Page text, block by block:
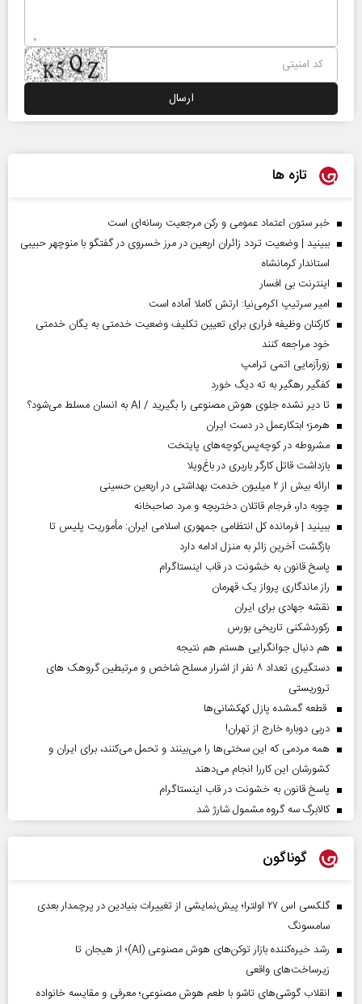
تازه ها
خبر ستون اعتماد عمومی و رکن مرجعیت رسانه‌ای است
ببینید | وضعیت تردد زائران اربعین در مرز خسروی در گفتگو با منوچهر حبیبی
استاندار کرمانشاه
اینترنت بی افسار
امیر سرتیپ اکرمی‌نیا: ارتش کاملا آماده است
کارکنان وظیفه فراری برای تعیین تکلیف وضعیت خدمتی به یگان خدمتی
خود مراجعه کنند
زورآزمایی اتمی ترامپ
کفگیر رهگیر به ته دیگ خورد
تا دیر نشده جلوی هوش مصنوعی را بگیرید / AI به انسان مسلط می‌شود؟
هرمز؛ ابتکارعمل در دست ایران
مشروطه در کوچه‌پس‌کوچه‌های پایتخت
بازداشت قاتل کارگر باربری در باغ‌ویلا
ارائه بیش از ۲ میلیون خدمت بهداشتی در اربعین حسینی
چوبه دار، فرجام قاتلان دختربچه و مرد صاحبخانه
ببینید | فرمانده کل انتظامی جمهوری اسلامی ایران­: مأموریت پلیس تا
بازگشت آخرین زائر به منزل ادامه دارد
پاسخ قانون به خشونت در قاب اینستاگرام
راز ماندگاری پرواز یک قهرمان
نقشه جهادی برای ایران
رکوردشکنی تاریخی بورس
هم دنبال جوانگرایی هستم هم نتیجه
دستگیری تعداد ۸ نفر از اشرار مسلح شاخص و مرتبطین گروهک های
تروریستی
قطعه گمشده پازل کهکشانی‌ها
دربی دوباره خارج از تهران!
همه مردمی که این سختی‌ها را می‌بینند و تحمل می‌کنند، برای ایران و
کشورشان این کاررا انجام می‌دهند
پاسخ قانون به خشونت در قاب اینستاگرام
کالابرگ سه گروه مشمول شارژ شد
گوناگون
گلکسی اس ۲۷ اولترا؛ پیش‌نمایشی از تغییرات بنیادین در پرچمدار بعدی
سامسونگ
رشد خیره‌کننده بازار توکن‌های هوش مصنوعی (AI)؛ از هیجان تا
زیرساخت‌های واقعی
انقلاب گوشی‌های تاشو‌ با طعم هوش مصنوعی؛ معرفی و مقایسه خانواده